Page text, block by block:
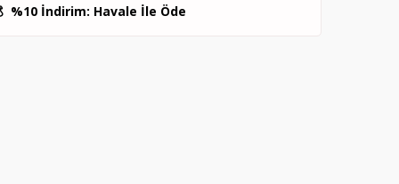
%10 İndirim: Havale İle Öde